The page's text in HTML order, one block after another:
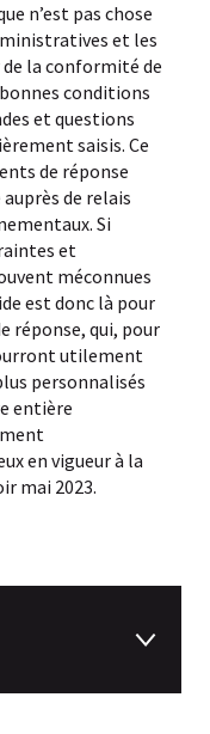
n’est pas chose
et les
de la conformité de
conditions
et questions
saisis. Ce
de réponse
de relais
Si
et
méconnues
est donc là pour
réponse, qui, pour
utilement
personnalisés
entière
en vigueur à la
mai 2023.